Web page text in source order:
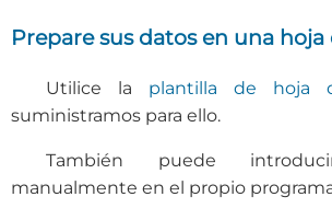
Prepare sus datos en una
Utilice la plantilla de hoja
suministramos para ello.
También puede
manualmente en el propio